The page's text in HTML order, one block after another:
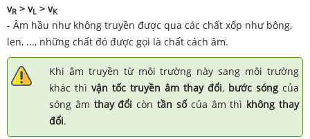
vR > vL > vK
- Âm hầu như không truyền được qua các chất xốp như bông,
len, ..., những chất đó được gọi là chất cách âm.
Khi âm truyền từ môi trường này sang môi trường
khác thì vận tốc truyền âm thay đổi, bước sóng của
sóng âm thay đổi còntần sốcủa âm thì không thay
đổi.